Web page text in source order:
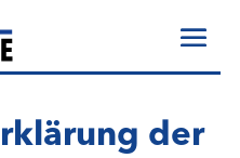
der